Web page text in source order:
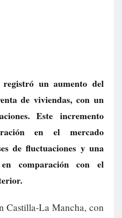
un aumento del
de viviendas, con un
Este incremento
en el mercado
de fluctuaciones y una
comparación con el
Castilla-La Mancha, con